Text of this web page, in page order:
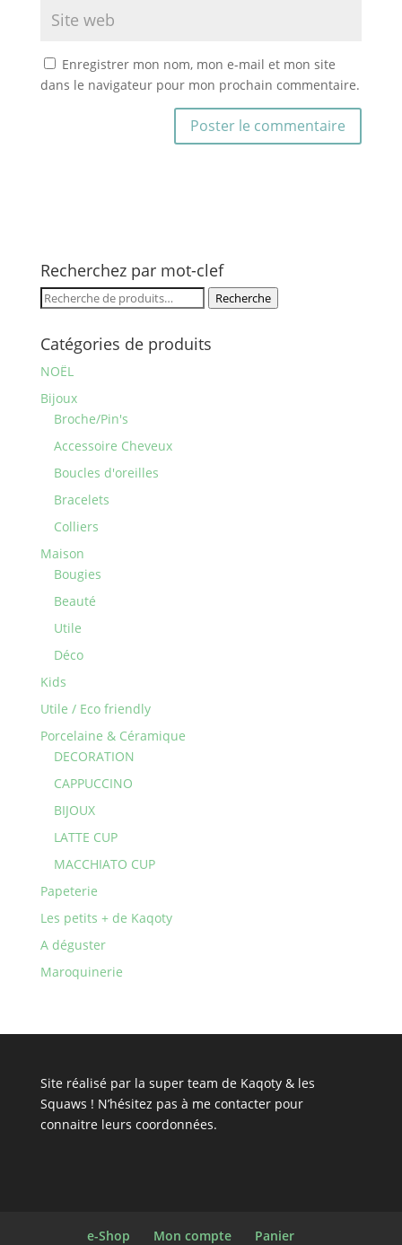
Enregistrer mon nom, mon e-mail et mon site
dans le navigateur pour mon prochain commentaire.
Recherchez par mot-clef
Recherche
Recherche
Catégories de produits
NOËL
Bijoux
Broche/Pin's
Accessoire Cheveux
Boucles d'oreilles
Bracelets
Colliers
Maison
Bougies
Beauté
Utile
Déco
Kids
Utile / Eco friendly
Porcelaine & Céramique
DECORATION
CAPPUCCINO
BIJOUX
LATTE CUP
MACCHIATO CUP
Papeterie
Les petits + de Kaqoty
A déguster
Maroquinerie
Site réalisé par la super team de Kaqoty & les
Squaws ! N’hésitez pas à me contacterpour
connaitre leurs coordonnées.
e-Shop Mon compte Panier